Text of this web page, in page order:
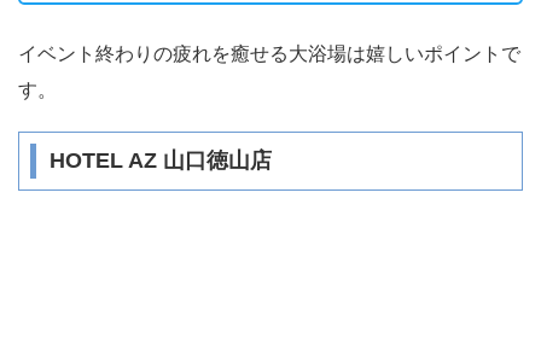
イベント終わりの疲れを癒せる大浴場は嬉しいポイントで
す。
HOTEL AZ 山口徳山店